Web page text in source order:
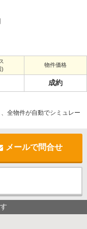
)
物件価格
成約
全物件が自動でシミュレー
メールで問合せ